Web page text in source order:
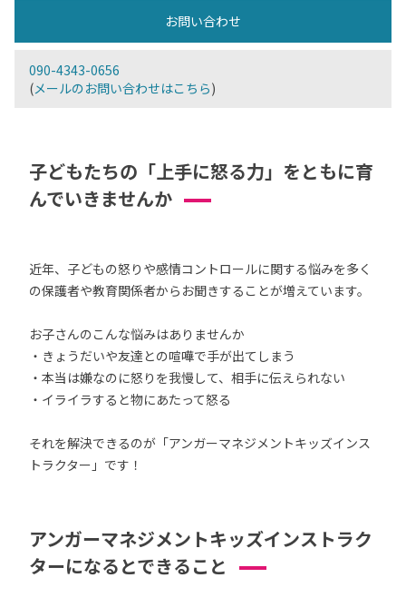
お問い合わせ
090-4343-0656
(メールのお問い合わせはこちら)
子どもたちの「上手に怒る力」をともに育
んでいきませんか
近年、子どもの怒りや感情コントロールに関する悩みを多く
の保護者や教育関係者からお聞きすることが増えています。
お子さんのこんな悩みはありませんか
・きょうだいや友達との喧嘩で手が出てしまう
・本当は嫌なのに怒りを我慢して、相手に伝えられない
・イライラすると物にあたって怒る
それを解決できるのが「アンガーマネジメントキッズインス
トラクター」です！
アンガーマネジメントキッズインストラク
ターになるとできること